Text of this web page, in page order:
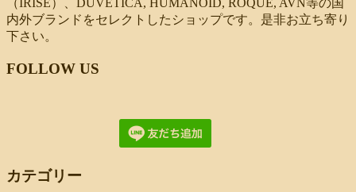
（IRISE）、DUVETICA, HUMANOID, ROQUE, AVN等の国
内外ブランドをセレクトしたショップです。是非お立ち寄り
下さい。
FOLLOW US
カテゴリー